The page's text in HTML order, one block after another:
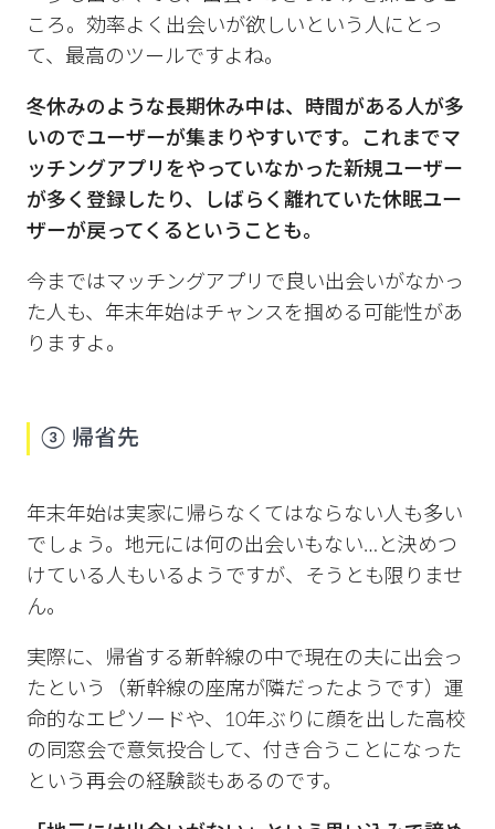
ころ。効率よく出会いが欲しいという人にとっ
て、最高のツールですよね。
冬休みのような長期休み中は、時間がある人が多
いのでユーザーが集まりやすいです。これまでマ
ッチングアプリをやっていなかった新規ユーザー
が多く登録したり、しばらく離れていた休眠ユー
ザーが戻ってくるということも。
今まではマッチングアプリで良い出会いがなかっ
た人も、年末年始はチャンスを掴める可能性があ
りますよ。
③ 帰省先
年末年始は実家に帰らなくてはならない人も多い
でしょう。地元には何の出会いもない…と決めつ
けている人もいるようですが、そうとも限りませ
ん。
実際に、帰省する新幹線の中で現在の夫に出会っ
たという（新幹線の座席が隣だったようです）運
命的なエピソードや、10年ぶりに顔を出した高校
の同窓会で意気投合して、付き合うことになった
という再会の経験談もあるのです。